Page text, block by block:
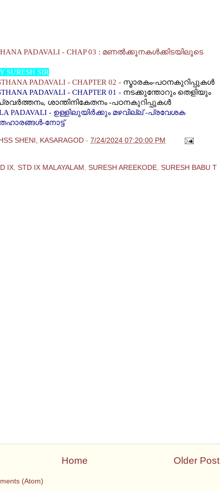
PADAVALI - CHAP 03 : മണല്‍ക്കൂനകള്‍ക്കിടയിലൂടെ
SURESH SIR
PADAVALI - CHAPTER 02 - സ്മാരകം-പഠനകുറിപ്പുകള്‍
PADAVALI - CHAPTER 01 - നടക്കുന്തോറും തെളിയും
ശാന്തിനികേതനം -പഠനകുറിപ്പുകള്‍
PADAVALI - ഉള്ളിലുയിര്‍ക്കും മഴവില്ല് -പ്രവേശക
നോട്ട്
SHENI, KASARAGOD - 7/24/2024 07:20:00 PM
IX STD IX MALAYALAM SURESH AREEKODE SURESH BABU T
Older Post
Home
(Atom)